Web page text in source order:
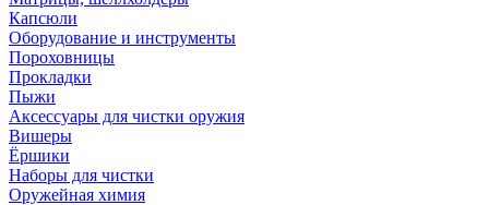
Капсюли
Оборудование и инструменты
Пороховницы
Прокладки
Пыжи
Аксессуары для чистки оружия
Вишеры
Ёршики
Наборы для чистки
Оружейная химия